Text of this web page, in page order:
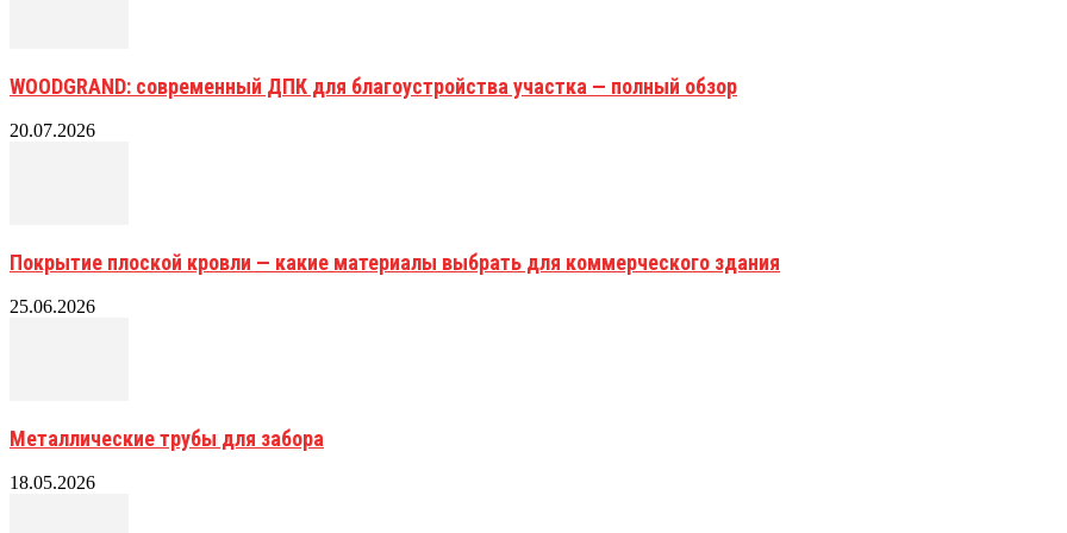
WOODGRAND: современный ДПК для благоустройства участка — полный обзор
20.07.2026
Покрытие плоской кровли — какие материалы выбрать для коммерческого здания
25.06.2026
Металлические трубы для забора
18.05.2026